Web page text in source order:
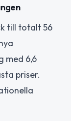
till totalt 56
med 6,6
priser.